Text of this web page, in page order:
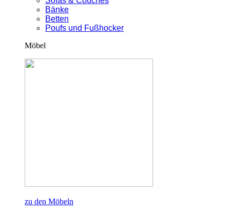
Bänke
Betten
Poufs und Fußhocker
Möbel
zu den Möbeln